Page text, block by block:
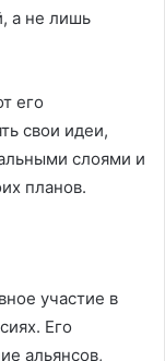
а не лишь
его
свои идеи,
слоями и
планов.
участие в
Его
альянсов,